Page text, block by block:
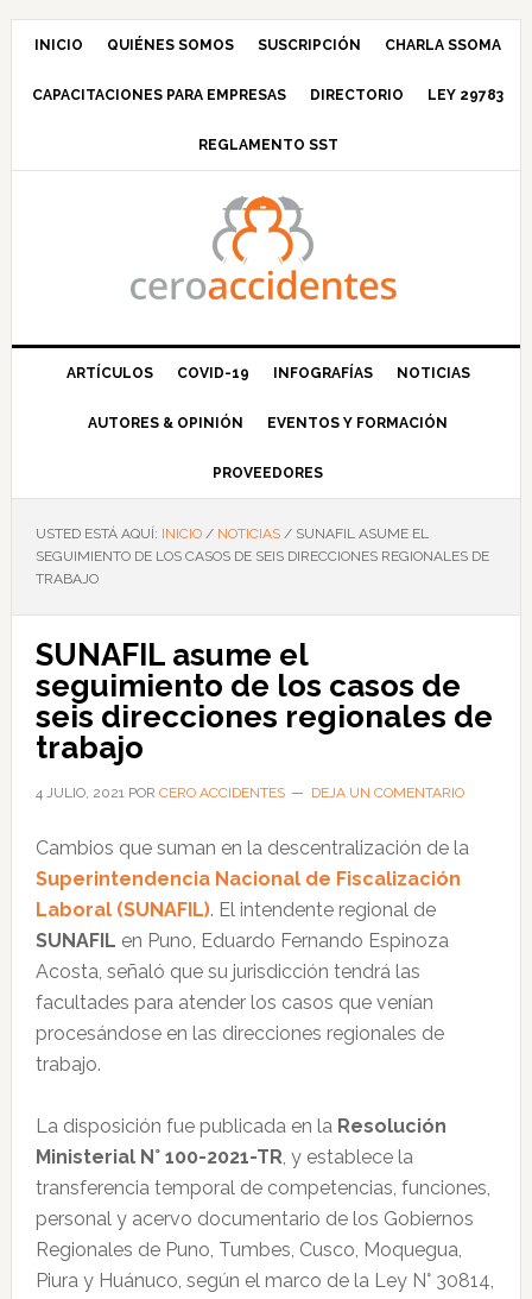
Saltar
navegación
Saltar
principal
Saltar
barra
principal
Saltar
INICIO QUIÉNES SOMOS SUSCRIPCIÓN CHARLA SSOMA
CAPACITACIONES PARA EMPRESAS DIRECTORIO LEY 29783
REGLAMENTO SST
ARTÍCULOS COVID-19 INFOGRAFÍAS NOTICIAS
AUTORES & OPINIÓN EVENTOS Y FORMACIÓN
PROVEEDORES
USTED ESTÁ AQUÍ: INICIO / NOTICIAS /SUNAFIL ASUME EL
SEGUIMIENTO DE LOS CASOS DE SEIS DIRECCIONES REGIONALES DE
TRABAJO
SUNAFIL asume el
seguimiento de los casos de
seis direcciones regionales de
trabajo
4 JULIO, 2021POR CERO ACCIDENTES DEJA UN COMENTARIO
Cambios que suman en la descentralización de la
Superintendencia Nacional de Fiscalización
Laboral (SUNAFIL). El intendente regional de
SUNAFIL en Puno, Eduardo Fernando Espinoza
Acosta, señaló que su jurisdicción tendrá las
facultades para atender los casos que venían
procesándose en las direcciones regionales de
trabajo.
La disposición fue publicada en la Resolución
Ministerial N° 100-2021-TR, y establece la
transferencia temporal de competencias, funciones,
personal y acervo documentario de los Gobiernos
Regionales de Puno, Tumbes, Cusco, Moquegua,
Piura y Huánuco, según el marco de la Ley N° 30814,